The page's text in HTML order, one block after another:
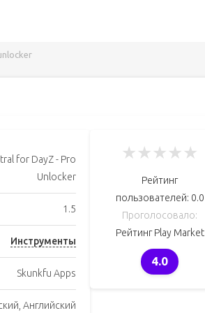
for DayZ - Pro
Unlocker
1.5
Инструменты
Skunkfu Apps
Английский
★★★★★
Рейтинг
пользователей: 0.0
Проголосовало:
Рейтинг Play Market
4.0